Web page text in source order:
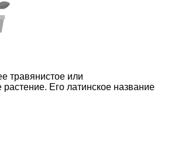
травянистое или
растение. Его латинское название